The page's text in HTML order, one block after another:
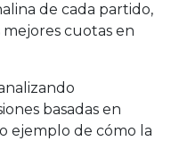
de cada partido,
cuotas en
basadas en
ejemplo de cómo la